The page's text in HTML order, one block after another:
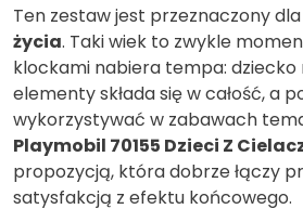
Ten zestaw jest przeznaczony
życia. Taki wiek to zwykle
klockami nabiera tempa: dziecko
elementy składa się w całość, a
wykorzystywać w zabawach
Playmobil 70155 Dzieci Z
propozycją, która dobrze łączy
satysfakcją z efektu końcowego.